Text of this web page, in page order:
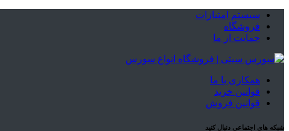
سیستم امتیازات
فروشگاه
حمایت از ما
همکاری با ما
قوانین خرید
قوانین فروش
شبکه های اجتماعی دنبال کنید